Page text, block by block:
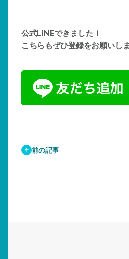
公式LINEできました！
こちらもぜひ登録をお願いし
前の記事